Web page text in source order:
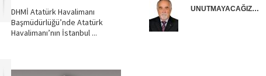
DHMİ Atatürk Havalimanı
Başmüdürlüğü’nde Atatürk
Havalimanı’nın İstanbul ...
UNUTMAYACAĞIZ…